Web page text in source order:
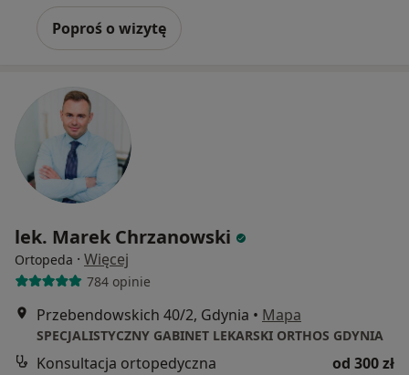
Poproś o wizytę
lek. Marek Chrzanowski
Ortopeda · Więcej
784 opinie
Przebendowskich 40/2, Gdynia • Mapa
SPECJALISTYCZNY GABINET LEKARSKI ORTHOS GDYNIA
Konsultacja ortopedyczna
od 300 zł